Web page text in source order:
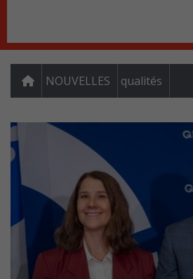
NOUVELLES qualités